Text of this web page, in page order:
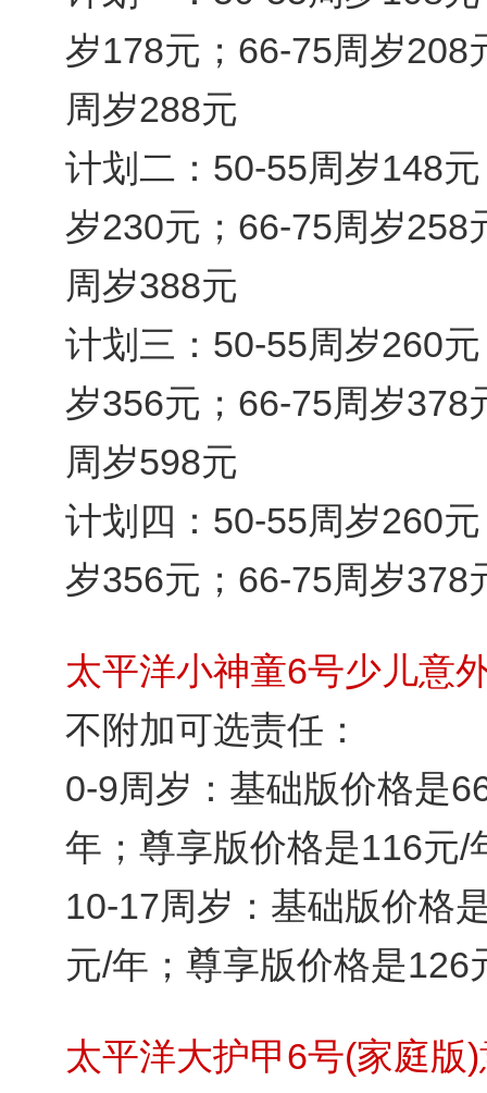
岁178元；66-75周岁208
周岁288元
计划二：50-55周岁148
岁230元；66-75周岁258
周岁388元
计划三：50-55周岁260
岁356元；66-75周岁378
周岁598元
计划四：50-55周岁260
岁356元；66-75周岁378
太平洋小神童6号少儿意
不附加可选责任：
0-9周岁：基础版价格是
年；尊享版价格是116元/
10-17周岁：基础版价格
元/年；尊享版价格是
太平洋大护甲6号(家庭版